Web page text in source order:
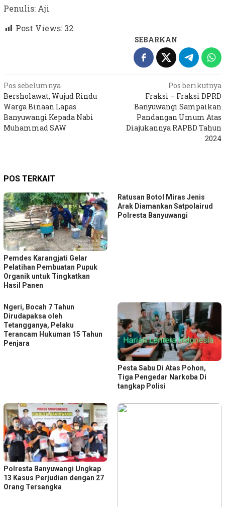
Penulis: Aji
Post Views: 32
SEBARKAN
Navigasi
pos
Pos sebelumnya
Bersholawat, Wujud Rindu
Warga Binaan Lapas
Banyuwangi Kepada Nabi
Muhammad SAW
Pos berikutnya
Fraksi – Fraksi DPRD
Banyuwangi Sampaikan
Pandangan Umum Atas
Diajukannya RAPBD Tahun
2024
POS TERKAIT
Pemdes Karangjati Gelar
Pelatihan Pembuatan Pupuk
Organik untuk Tingkatkan
Hasil Panen
Ratusan Botol Miras Jenis
Arak Diamankan Satpolairud
Polresta Banyuwangi
Ngeri, Bocah 7 Tahun
Dirudapaksa oleh
Tetangganya, Pelaku
Terancam Hukuman 15 Tahun
Penjara
Pesta Sabu Di Atas Pohon,
Tiga Pengedar Narkoba Di
tangkap Polisi
Polresta Banyuwangi Ungkap
13 Kasus Perjudian dengan 27
Orang Tersangka